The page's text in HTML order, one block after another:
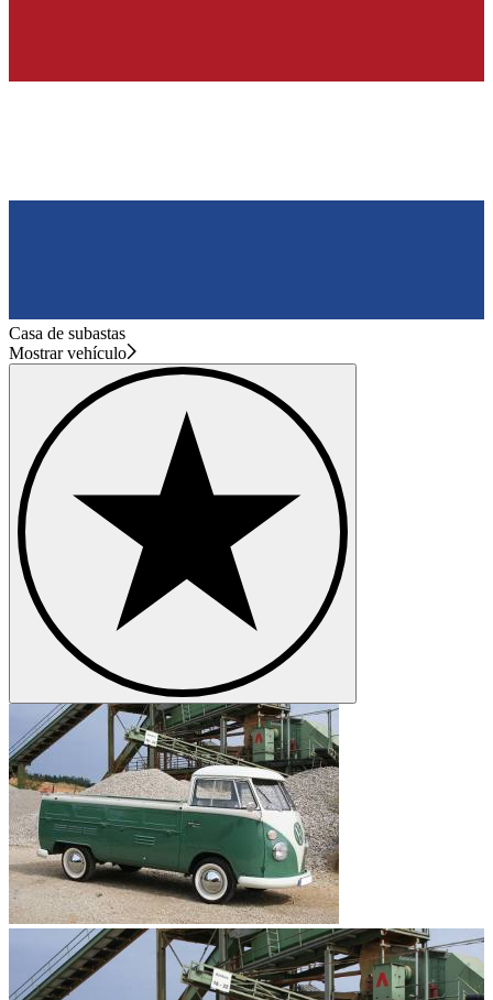
Casa de subastas
Mostrar vehículo